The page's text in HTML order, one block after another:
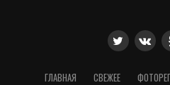
ГЛАВНАЯ СВЕЖЕЕ